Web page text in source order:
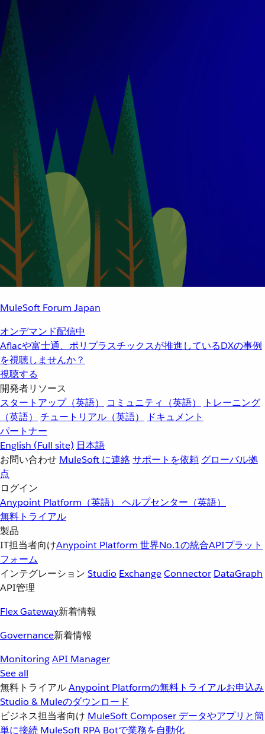
MuleSoft Forum Japan
オンデマンド配信中
Aflacや富士通、ポリプラスチックスが推進しているDXの事例
を視聴しませんか？
視聴する
開発者リソース
スタートアップ（英語）
コミュニティ（英語）
トレーニング
（英語）
チュートリアル（英語）
ドキュメント
パートナー
English (Full site) 日本語
お問い合わせ MuleSoft に連絡サポートを依頼 グローバル拠
点
ログイン
Anypoint Platform（英語） ヘルプセンター（英語）
無料トライアル
製品
IT担当者向けAnypoint Platform 世界No.1の統合APIプラット
フォーム
インテグレーション Studio ExchangeConnector DataGraph
API管理
Flex Gateway新着情報
Governance新着情報
MonitoringAPI Manager
See all
無料トライアルAnypoint Platformの無料トライアルお申込み
Studio & Muleのダウンロード
ビジネス担当者向け MuleSoft Composer データやアプリと簡
単に接続 MuleSoft RPA Botで業務を自動化